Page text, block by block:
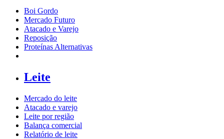
Boi Gordo
Mercado Futuro
Atacado e Varejo
Reposição
Proteínas Alternativas
Leite
Mercado do leite
Atacado e varejo
Leite por região
Balança comercial
Relatório de leite